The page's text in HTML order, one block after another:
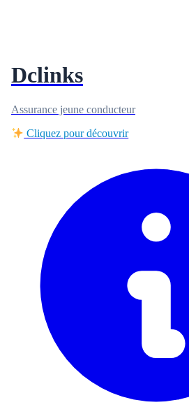
Dclinks
Assurance jeune conducteur
Cliquez pour découvrir